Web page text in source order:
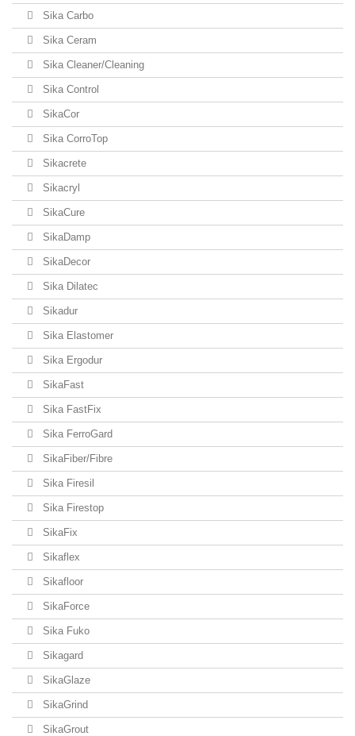
Sika Carbo
Sika Ceram
Sika Cleaner/Cleaning
Sika Control
SikaCor
Sika CorroTop
Sikacrete
Sikacryl
SikaCure
SikaDamp
SikaDecor
Sika Dilatec
Sikadur
Sika Elastomer
Sika Ergodur
SikaFast
Sika FastFix
Sika FerroGard
SikaFiber/Fibre
Sika Firesil
Sika Firestop
SikaFix
Sikaflex
Sikafloor
SikaForce
Sika Fuko
Sikagard
SikaGlaze
SikaGrind
SikaGrout